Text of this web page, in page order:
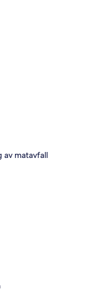
matavfall